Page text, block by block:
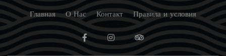
Главная О Нас Контакт Правила и условия